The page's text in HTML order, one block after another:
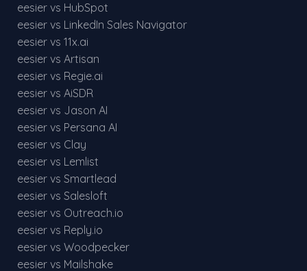
eesier vs HubSpot
eesier vs LinkedIn Sales Navigator
eesier vs 11x.ai
eesier vs Artisan
eesier vs Regie.ai
eesier vs AiSDR
eesier vs Jason AI
eesier vs Persana AI
eesier vs Clay
eesier vs Lemlist
eesier vs Smartlead
eesier vs Salesloft
eesier vs Outreach.io
eesier vs Reply.io
eesier vs Woodpecker
eesier vs Mailshake